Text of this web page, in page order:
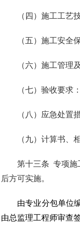
（四）施工工艺
（五）施工安全
（六）施工管理
（七）验收要求
（八）应急处置
（九）计算书、
第十三条 专项施
后方可实施。
由专业分包单位
由总监理工程师审查